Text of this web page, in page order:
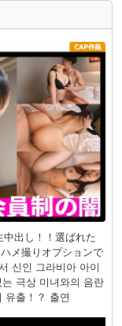
出し！！選ばれた
メ撮りオプションで
신인 그라비아 아이
극상 미녀와의 음란
유출！？ 출연